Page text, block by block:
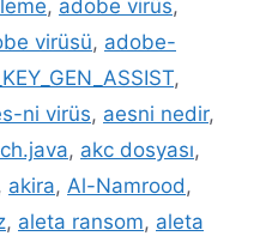
, adobe virüs,
virüsü, adobe-
,
ni virüs, aesni nedir,
, akc dosyası,
akira, Al-Namrood,
, aleta ransom, aleta